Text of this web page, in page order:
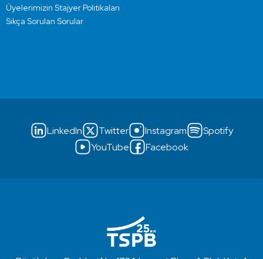
Üyelerimizin Stajyer Politikaları
Sıkça Sorulan Sorular
LinkedIn Twitter Instagram
Spotify
YouTube
Facebook